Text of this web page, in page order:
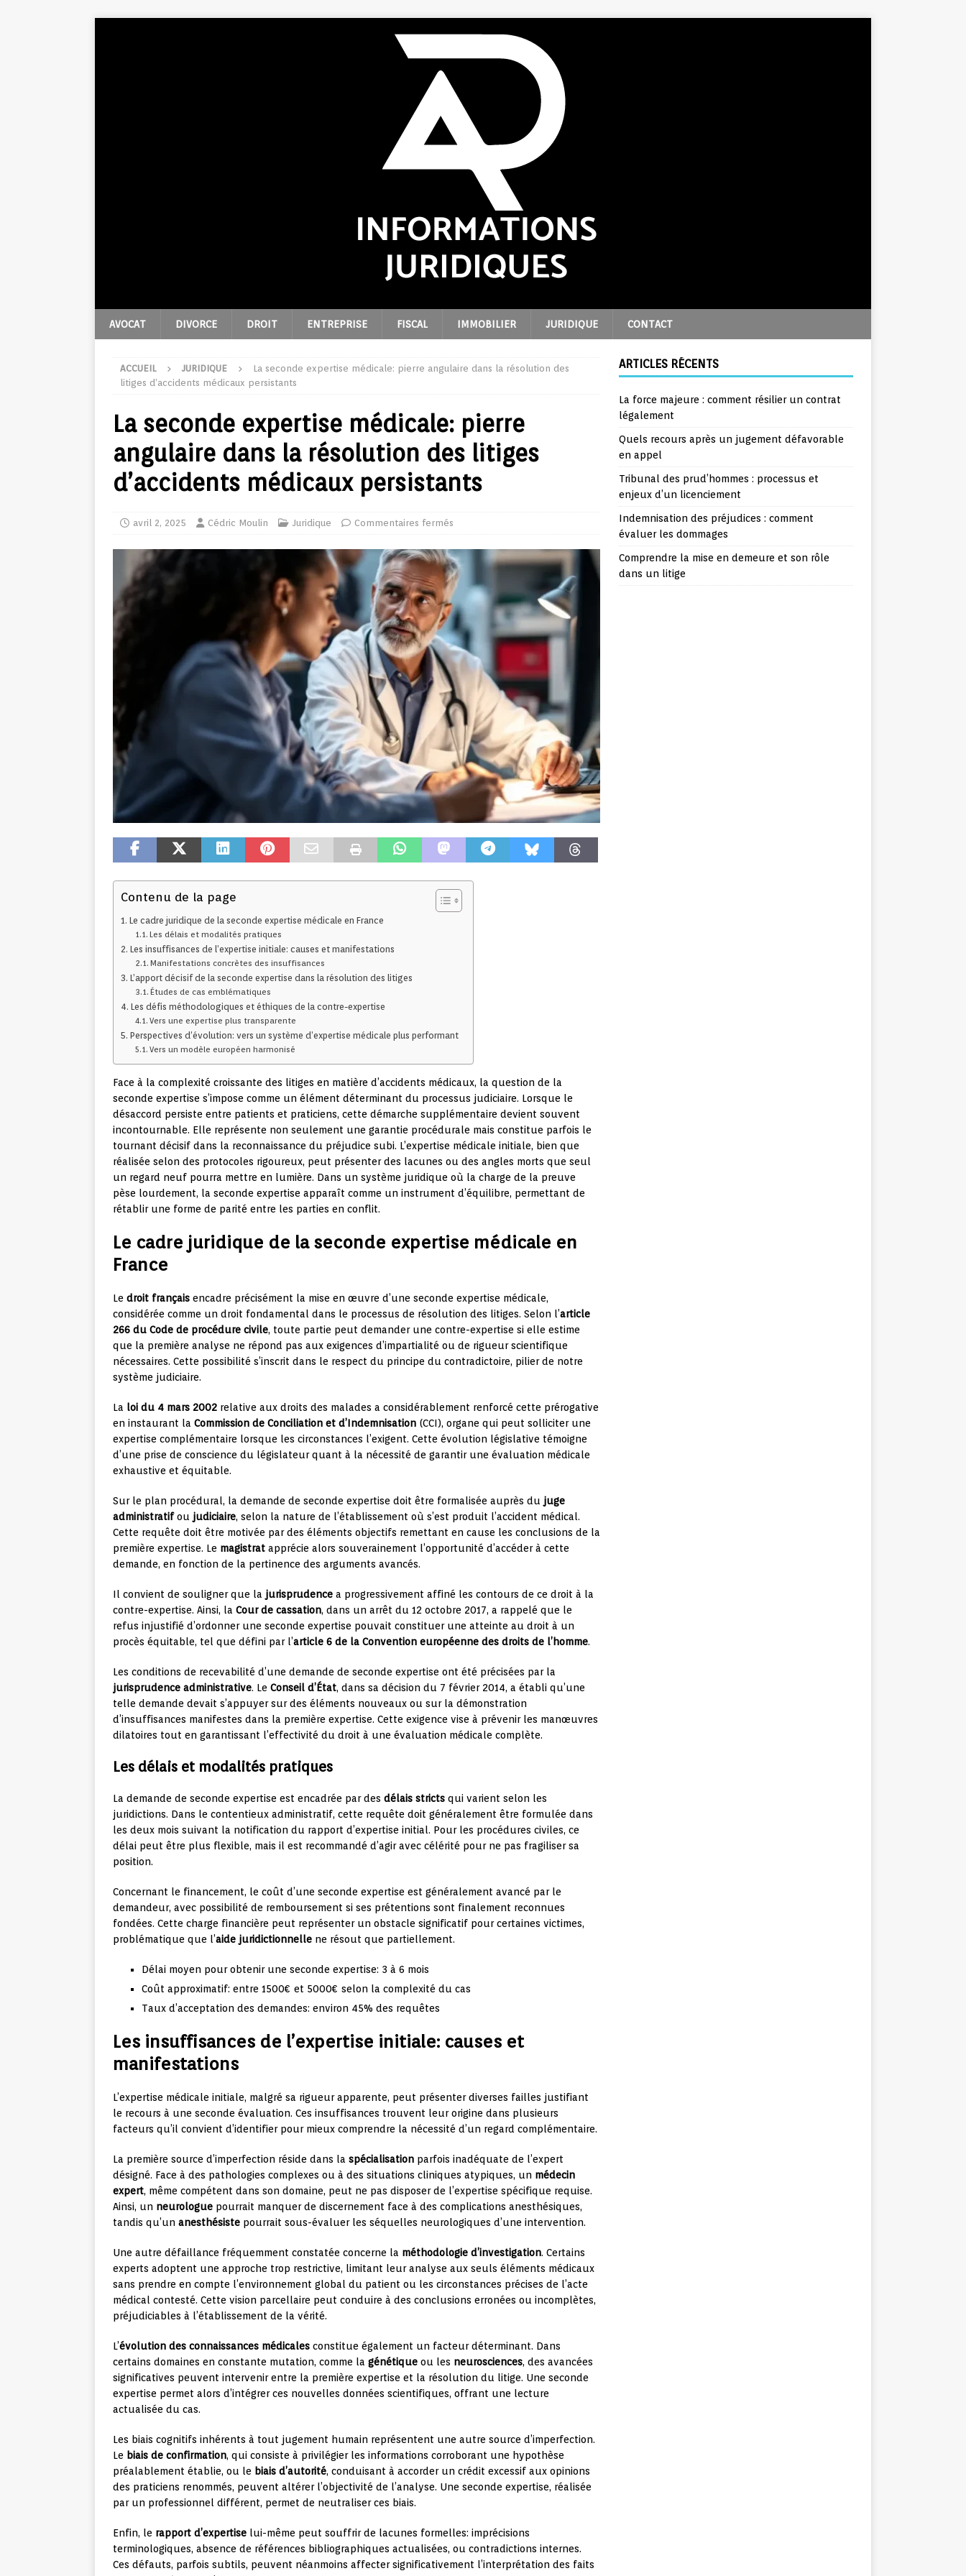
AVOCAT DIVORCE DROIT ENTREPRISE FISCAL IMMOBILIER JURIDIQUE CONTACT
ACCUEIL JURIDIQUE
La seconde expertise médicale: pierre angulaire dans la résolution des
litiges d’accidents médicaux persistants
La seconde expertise médicale: pierre
angulaire dans la résolution des litiges
d’accidents médicaux persistants
avril 2, 2025 Cédric Moulin Juridique Commentaires fermés
Contenu de la page
Le cadre juridique de la seconde expertise médicale en France
Les délais et modalités pratiques
Les insuffisances de l’expertise initiale: causes et manifestations
Manifestations concrètes des insuffisances
L’apport décisif de la seconde expertise dans la résolution des litiges
Études de cas emblématiques
Les défis méthodologiques et éthiques de la contre-expertise
Vers une expertise plus transparente
Perspectives d’évolution: vers un système d’expertise médicale plus performant
Vers un modèle européen harmonisé
Face à la complexité croissante des litiges en matière d’accidents médicaux, la question de la
seconde expertise s’impose comme un élément déterminant du processus judiciaire. Lorsque le
désaccord persiste entre patients et praticiens, cette démarche supplémentaire devient souvent
incontournable. Elle représente non seulement une garantie procédurale mais constitue parfois le
tournant décisif dans la reconnaissance du préjudice subi. L’expertise médicale initiale, bien que
réalisée selon des protocoles rigoureux, peut présenter des lacunes ou des angles morts que seul
un regard neuf pourra mettre en lumière. Dans un système juridique où la charge de la preuve
pèse lourdement, la seconde expertise apparaît comme un instrument d’équilibre, permettant de
rétablir une forme de parité entre les parties en conflit.
Le cadre juridique de la seconde expertise médicale en
France
Le droit français encadre précisément la mise en œuvre d’une seconde expertise médicale,
considérée comme un droit fondamental dans le processus de résolution des litiges. Selon l’article
266 du Code de procédure civile, toute partie peut demander une contre-expertise si elle estime
que la première analyse ne répond pas aux exigences d’impartialité ou de rigueur scientifique
nécessaires. Cette possibilité s’inscrit dans le respect du principe du contradictoire, pilier de notre
système judiciaire.
La loi du 4 mars 2002 relative aux droits des malades a considérablement renforcé cette prérogative
en instaurant la Commission de Conciliation et d’Indemnisation (CCI), organe qui peut solliciter une
expertise complémentaire lorsque les circonstances l’exigent. Cette évolution législative témoigne
d’une prise de conscience du législateur quant à la nécessité de garantir une évaluation médicale
exhaustive et équitable.
Sur le plan procédural, la demande de seconde expertise doit être formalisée auprès du juge
administratifou judiciaire, selon la nature de l’établissement où s’est produit l’accident médical.
Cette requête doit être motivée par des éléments objectifs remettant en cause les conclusions de la
première expertise. Le magistrat apprécie alors souverainement l’opportunité d’accéder à cette
demande, en fonction de la pertinence des arguments avancés.
Il convient de souligner que la jurisprudence a progressivement affiné les contours de ce droit à la
contre-expertise. Ainsi, la Cour de cassation, dans un arrêt du 12 octobre 2017, a rappelé que le
refus injustifié d’ordonner une seconde expertise pouvait constituer une atteinte au droit à un
procès équitable, tel que défini par l’article 6 de la Convention européenne des droits de l’homme.
Les conditions de recevabilité d’une demande de seconde expertise ont été précisées par la
jurisprudence administrative. Le Conseil d’État, dans sa décision du 7 février 2014, a établi qu’une
telle demande devait s’appuyer sur des éléments nouveaux ou sur la démonstration
d’insuffisances manifestes dans la première expertise. Cette exigence vise à prévenir les manœuvres
dilatoires tout en garantissant l’effectivité du droit à une évaluation médicale complète.
Les délais et modalités pratiques
La demande de seconde expertise est encadrée par des délais stricts qui varient selon les
juridictions. Dans le contentieux administratif, cette requête doit généralement être formulée dans
les deux mois suivant la notification du rapport d’expertise initial. Pour les procédures civiles, ce
délai peut être plus flexible, mais il est recommandé d’agir avec célérité pour ne pas fragiliser sa
position.
Concernant le financement, le coût d’une seconde expertise est généralement avancé par le
demandeur, avec possibilité de remboursement si ses prétentions sont finalement reconnues
fondées. Cette charge financière peut représenter un obstacle significatif pour certaines victimes,
problématique que l’aide juridictionnelle ne résout que partiellement.
Délai moyen pour obtenir une seconde expertise: 3 à 6 mois
Coût approximatif: entre 1500€ et 5000€ selon la complexité du cas
Taux d’acceptation des demandes: environ 45% des requêtes
Les insuffisances de l’expertise initiale: causes et
manifestations
L’expertise médicale initiale, malgré sa rigueur apparente, peut présenter diverses failles justifiant
le recours à une seconde évaluation. Ces insuffisances trouvent leur origine dans plusieurs
facteurs qu’il convient d’identifier pour mieux comprendre la nécessité d’un regard complémentaire.
La première source d’imperfection réside dans la spécialisation parfois inadéquate de l’expert
désigné. Face à des pathologies complexes ou à des situations cliniques atypiques, un médecin
expert, même compétent dans son domaine, peut ne pas disposer de l’expertise spécifique requise.
Ainsi, un neurologue pourrait manquer de discernement face à des complications anesthésiques,
tandis qu’un anesthésiste pourrait sous-évaluer les séquelles neurologiques d’une intervention.
Une autre défaillance fréquemment constatée concerne la méthodologie d’investigation. Certains
experts adoptent une approche trop restrictive, limitant leur analyse aux seuls éléments médicaux
sans prendre en compte l’environnement global du patient ou les circonstances précises de l’acte
médical contesté. Cette vision parcellaire peut conduire à des conclusions erronées ou incomplètes,
préjudiciables à l’établissement de la vérité.
L’évolution des connaissances médicales constitue également un facteur déterminant. Dans
certains domaines en constante mutation, comme la génétique ou les neurosciences, des avancées
significatives peuvent intervenir entre la première expertise et la résolution du litige. Une seconde
expertise permet alors d’intégrer ces nouvelles données scientifiques, offrant une lecture
actualisée du cas.
Les biais cognitifs inhérents à tout jugement humain représentent une autre source d’imperfection.
Le biais de confirmation, qui consiste à privilégier les informations corroborant une hypothèse
préalablement établie, ou le biais d’autorité, conduisant à accorder un crédit excessif aux opinions
des praticiens renommés, peuvent altérer l’objectivité de l’analyse. Une seconde expertise, réalisée
par un professionnel différent, permet de neutraliser ces biais.
Enfin, le rapport d’expertise lui-même peut souffrir de lacunes formelles: imprécisions
terminologiques, absence de références bibliographiques actualisées, ou contradictions internes.
Ces défauts, parfois subtils, peuvent néanmoins affecter significativement l’interprétation des faits
ARTICLES RÉCENTS
La force majeure : comment résilier un contrat
légalement
Quels recours après un jugement défavorable
en appel
Tribunal des prud’hommes : processus et
enjeux d’un licenciement
Indemnisation des préjudices : comment
évaluer les dommages
Comprendre la mise en demeure et son rôle
dans un litige